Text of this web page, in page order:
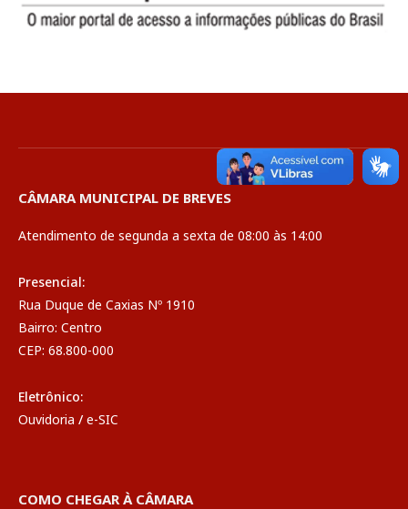
CÂMARA MUNICIPAL DE BREVES
Atendimento de segunda a sexta de 08:00 às 14:00
Presencial:
Rua Duque de Caxias Nº 1910
Bairro: Centro
CEP: 68.800-000
Eletrônico:
Ouvidoria / e-SIC
COMO CHEGAR À CÂMARA